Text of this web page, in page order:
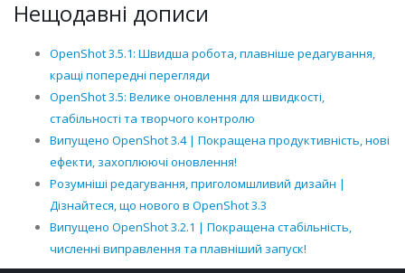
Нещодавні дописи
OpenShot 3.5.1: Швидша робота, плавніше редагування,
кращі попередні перегляди
OpenShot 3.5: Велике оновлення для швидкості,
стабільності та творчого контролю
Випущено OpenShot 3.4 | Покращена продуктивність, нові
ефекти, захоплюючі оновлення!
Розумніші редагування, приголомшливий дизайн |
Дізнайтеся, що нового в OpenShot 3.3
Випущено OpenShot 3.2.1 | Покращена стабільність,
численні виправлення та плавніший запуск!